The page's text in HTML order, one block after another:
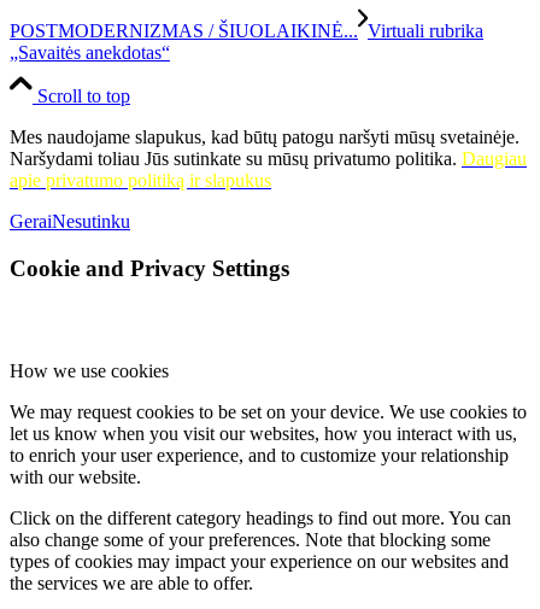
POSTMODERNIZMAS / ŠIUOLAIKINĖ... Virtuali rubrika
„Savaitės anekdotas“
Scroll to top
Mes naudojame slapukus, kad būtų patogu naršyti mūsų svetainėje.
Naršydami toliau Jūs sutinkate su mūsų privatumo politika. Daugiau
apie privatumo politiką ir slapukus
GeraiNesutinku
Cookie and Privacy Settings
How we use cookies
We may request cookies to be set on your device. We use cookies to
let us know when you visit our websites, how you interact with us,
to enrich your user experience, and to customize your relationship
with our website.
Click on the different category headings to find out more. You can
also change some of your preferences. Note that blocking some
types of cookies may impact your experience on our websites and
the services we are able to offer.